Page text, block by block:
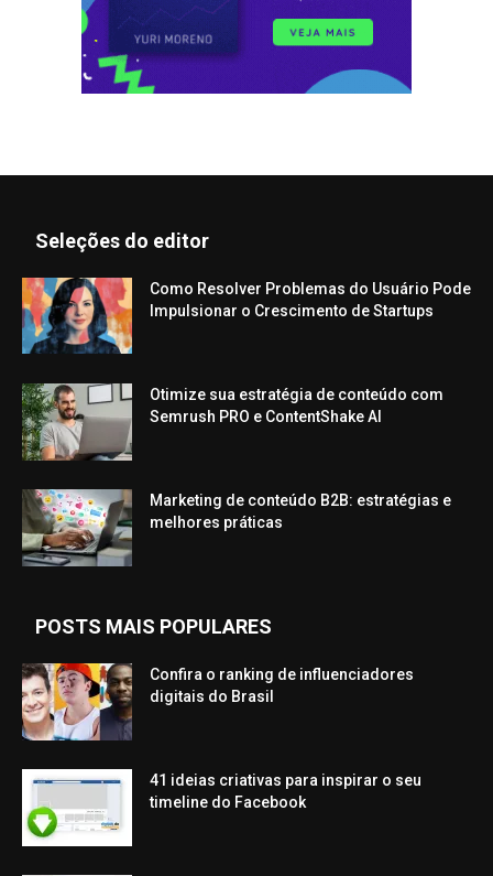
Seleções do editor
Como Resolver Problemas do Usuário Pode
Impulsionar o Crescimento de Startups
Otimize sua estratégia de conteúdo com
Semrush PRO e ContentShake AI
Marketing de conteúdo B2B: estratégias e
melhores práticas
POSTS MAIS POPULARES
Confira o ranking de influenciadores
digitais do Brasil
41 ideias criativas para inspirar o seu
timeline do Facebook